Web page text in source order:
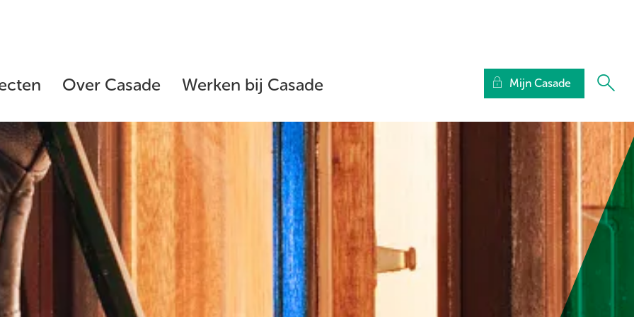
Over Casade Werken bij Casade Mijn Casade